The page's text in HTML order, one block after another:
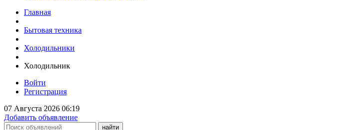
Главная
Бытовая техника
Холодильники
Холодильник
Войти
Регистрация
07 Августа 2026 06:19
Добавить объявление